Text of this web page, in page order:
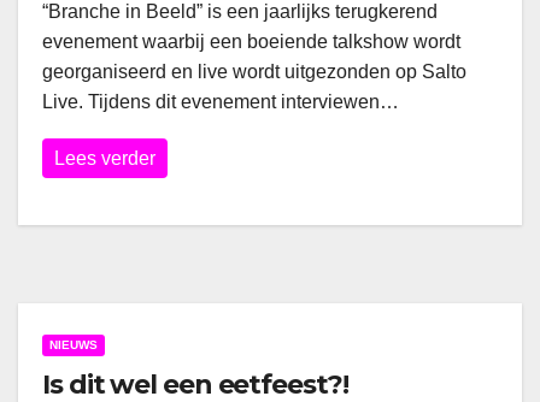
“Branche in Beeld” is een jaarlijks terugkerend
evenement waarbij een boeiende talkshow wordt
georganiseerd en live wordt uitgezonden op Salto
Live. Tijdens dit evenement interviewen…
Lees verder
NIEUWS
Is dit wel een eetfeest?!